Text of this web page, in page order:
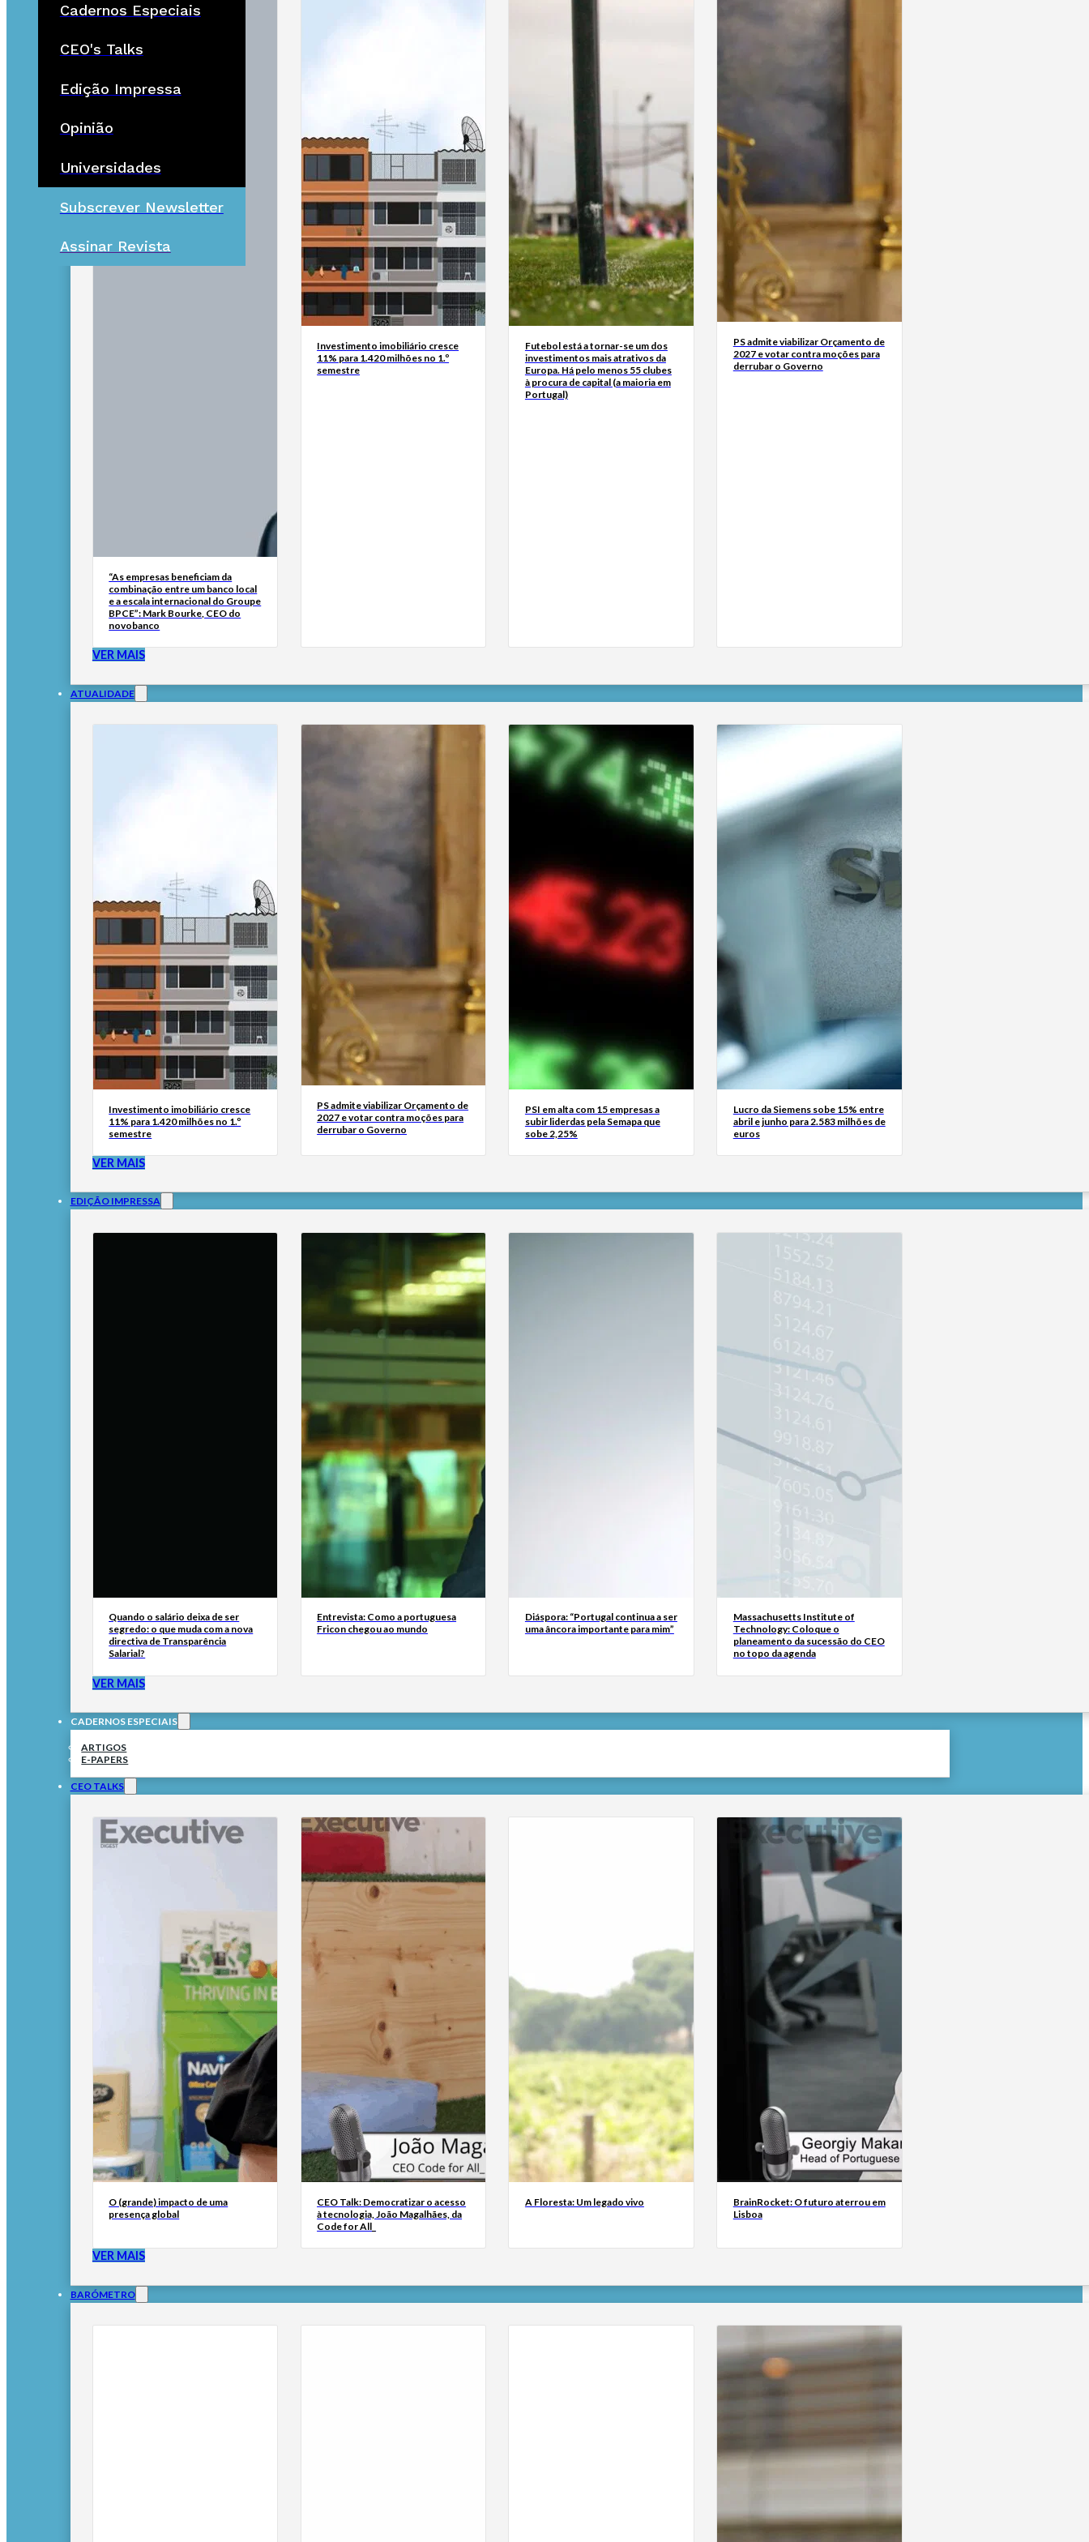
Cadernos Especiais
CEO's Talks
Edição Impressa
Opinião
Universidades
Subscrever Newsletter
Assinar Revista
“As empresas beneficiam da
combinação entre um banco local
e a escala internacional do Groupe
BPCE”: Mark Bourke, CEO do
novobanco
Investimento imobiliário cresce
11% para 1.420 milhões no 1.º
semestre
Futebol está a tornar-se um dos
investimentos mais atrativos da
Europa. Há pelo menos 55 clubes
à procura de capital (a maioria em
Portugal)
PS admite viabilizar Orçamento de
2027 e votar contra moções para
derrubar o Governo
VER MAIS
ATUALIDADE
Investimento imobiliário cresce
11% para 1.420 milhões no 1.º
semestre
PS admite viabilizar Orçamento de
2027 e votar contra moções para
derrubar o Governo
PSI em alta com 15 empresas a
subir liderdas pela Semapa que
sobe 2,25%
Lucro da Siemens sobe 15% entre
abril e junho para 2.583 milhões de
euros
VER MAIS
EDIÇÃO IMPRESSA
Quando o salário deixa de ser
segredo: o que muda com a nova
directiva de Transparência
Salarial?
Entrevista: Como a portuguesa
Fricon chegou ao mundo
Diáspora: “Portugal continua a ser
uma âncora importante para mim”
Massachusetts Institute of
Technology: Coloque o
planeamento da sucessão do CEO
no topo da agenda
VER MAIS
CADERNOS ESPECIAIS
ARTIGOS
E-PAPERS
CEO TALKS
O (grande) impacto de uma
presença global
CEO Talk: Democratizar o acesso
à tecnologia, João Magalhães, da
Code for All_
A Floresta: Um legado vivo
BrainRocket: O futuro aterrou em
Lisboa
VER MAIS
BARÓMETRO